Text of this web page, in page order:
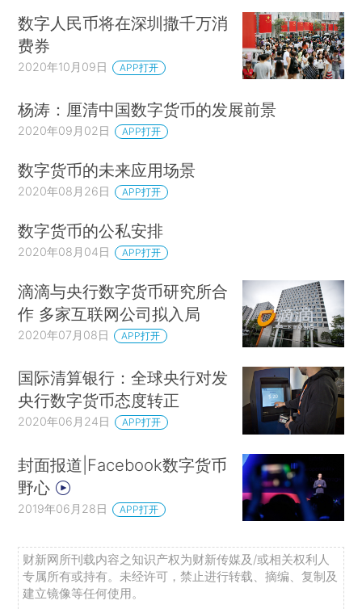
数字人民币将在深圳撒千万消
费券
2020年10月09日 APP打开
杨涛：厘清中国数字货币的发展前景
2020年09月02日 APP打开
数字货币的未来应用场景
2020年08月26日 APP打开
数字货币的公私安排
2020年08月04日 APP打开
滴滴与央行数字货币研究所合
作 多家互联网公司拟入局
2020年07月08日 APP打开
国际清算银行：全球央行对发
央行数字货币态度转正
2020年06月24日 APP打开
封面报道|Facebook数字货币
野心
2019年06月28日 APP打开
财新网所刊载内容之知识产权为财新传媒及/或相关权利人
专属所有或持有。未经许可，禁止进行转载、摘编、复制及
建立镜像等任何使用。